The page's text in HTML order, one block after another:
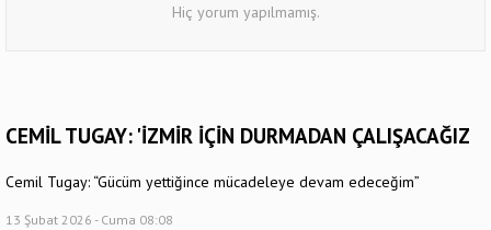
Hiç yorum yapılmamış.
CEMİL TUGAY: 'İZMİR İÇİN DURMADAN ÇALIŞACAĞIZ
Cemil Tugay: “Gücüm yettiğince mücadeleye devam edeceğim”
13 Şubat 2026 - Cuma 08:08